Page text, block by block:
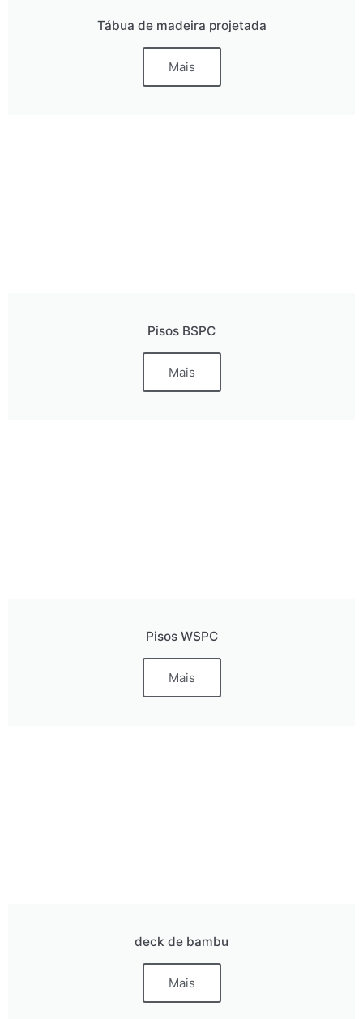
Tábua de madeira projetada
Mais
Pisos BSPC
Mais
Pisos WSPC
Mais
deck de bambu
Mais